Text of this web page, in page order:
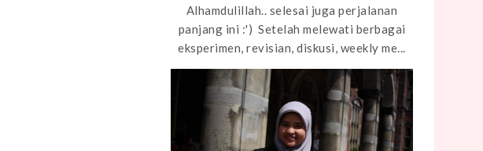
Alhamdulillah.. selesai juga perjalanan
panjang ini :') Setelah melewati berbagai
eksperimen, revisian, diskusi, weekly me...